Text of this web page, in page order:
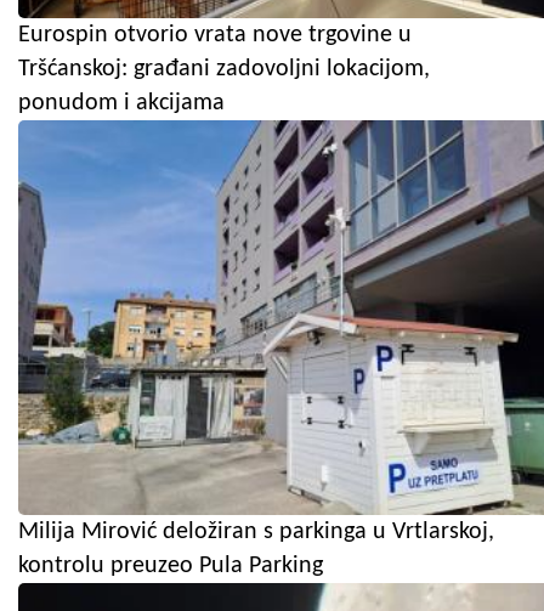
Eurospin otvorio vrata nove trgovine u
Tršćanskoj: građani zadovoljni lokacijom,
ponudom i akcijama
Milija Mirović deložiran s parkinga u Vrtlarskoj,
kontrolu preuzeo Pula Parking